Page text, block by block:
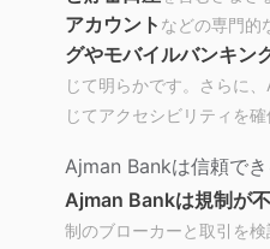
アカウント などの専門的
グやモバイルバンキン
じて明らかです。さらに
じてアクセシビリティを
Ajman Bankは信頼でき
Ajman Bankは規制が不
制のブローカーと取引を